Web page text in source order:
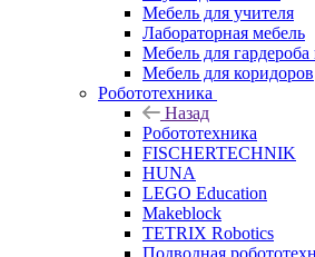
Мебель для учителя
Лабораторная мебель
Мебель для гардероба
Мебель для коридоров
Робототехника
Назад
Робототехника
FISCHERTECHNIK
HUNA
LEGO Education
Makeblock
TETRIX Robotics
Подводная